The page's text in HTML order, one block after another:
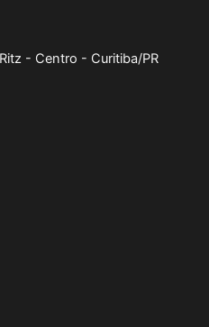
- Centro - Curitiba/PR